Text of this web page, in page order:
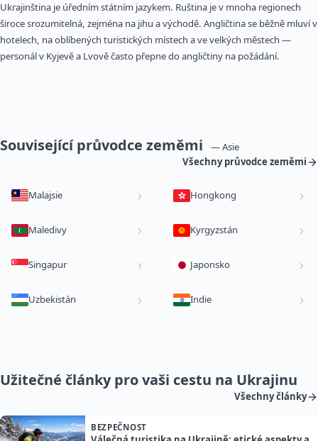
Ukrajinština je úředním státním jazykem. Ruština je v mnoha regionech
široce srozumitelná, zejména na jihu a východě. Angličtina se běžně mluví v
hotelech, na oblíbených turistických místech a ve velkých městech —
personál v Kyjevě a Lvově často přepne do angličtiny na požádání.
Související průvodce zeměmi
— Asie
Všechny průvodce zeměmi
Malajsie Hongkong
Maledivy Kyrgyzstán
Singapur Japonsko
Uzbekistán Indie
Užitečné články pro vaši cestu na Ukrajinu
Všechny články
BEZPEČNOST